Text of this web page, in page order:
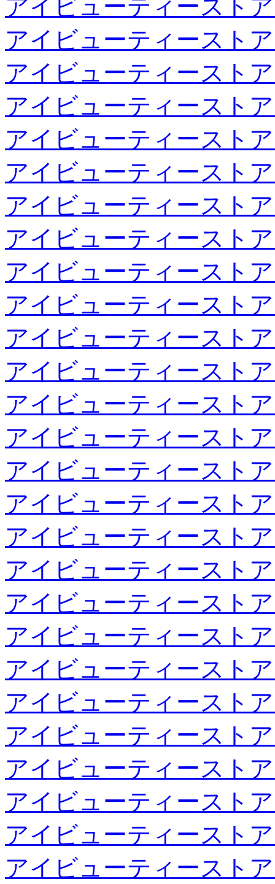
アイビューティースト
アイビューティースト
アイビューティースト
アイビューティースト
アイビューティースト
アイビューティースト
アイビューティースト
アイビューティースト
アイビューティースト
アイビューティースト
アイビューティースト
アイビューティースト
アイビューティースト
アイビューティースト
アイビューティースト
アイビューティースト
アイビューティースト
アイビューティースト
アイビューティースト
アイビューティースト
アイビューティースト
アイビューティースト
アイビューティースト
アイビューティースト
アイビューティースト
アイビューティースト
アイビューティースト